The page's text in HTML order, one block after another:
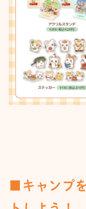
■キャンプ